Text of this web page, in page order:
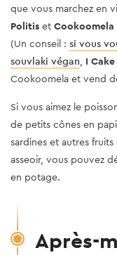
que vous marchez en
Politis et Cookoomela
(Un conseil : si vous
souvlaki végan, I Cake
Cookoomela et vend
Si vous aimez le
de petits cônes en
sardines et autres
asseoir, vous pouvez
en potage.
Après-